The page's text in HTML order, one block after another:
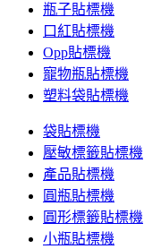
瓶子貼標機
口紅貼標機
Opp貼標機
寵物瓶貼標機
塑料袋貼標機
袋貼標機
壓敏標籤貼標機
產品貼標機
圓瓶貼標機
圓形標籤貼標機
小瓶貼標機